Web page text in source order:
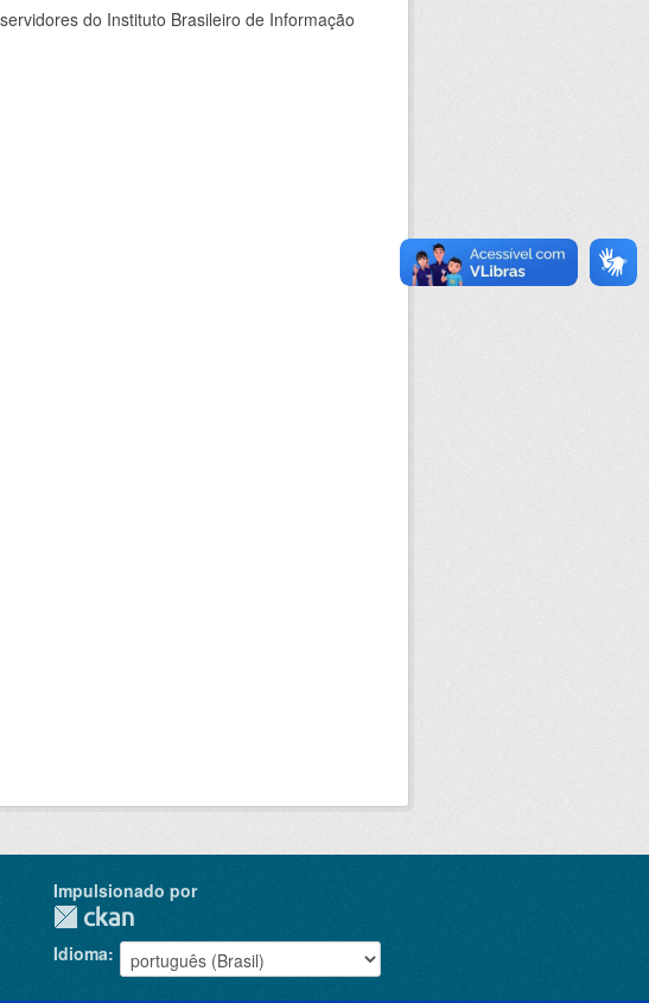
do Instituto Brasileiro de Informação
Impulsionado por
Idioma